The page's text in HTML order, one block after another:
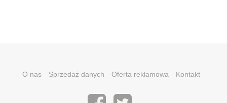
O nas Sprzedaż danych Oferta reklamowa Kontakt